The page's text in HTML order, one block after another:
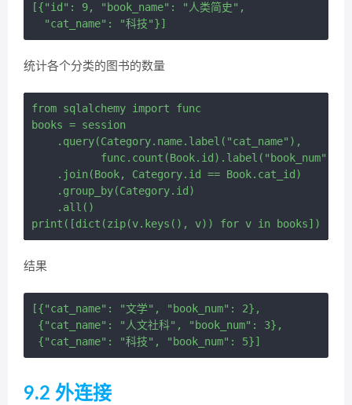
[{"id": 9, "book_name": "人类简史",
统计各个分类的图书的数量
from sqlalchemy import func
books = session
    .query(Category.name.label("cat_name"),
           func.count(Book.id).label("book_num"))
    .join(Book, Category.id == Book.cat_id)
    .group_by(Category.id)
    .all()
结果
[{"cat_name": "文学", "book_num": 2},
{"cat_name": "人文社科", "book_num": 3},
9.2 外连接